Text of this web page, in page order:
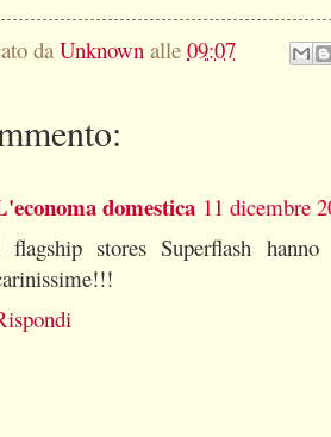
da Unknown alle 09:07
domestica 11 dicembre
flagship stores Superflash